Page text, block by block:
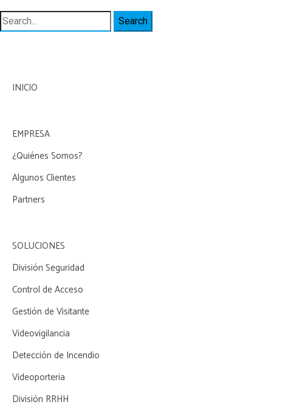
Search
for:
INICIO
EMPRESA
¿Quiénes Somos?
Algunos Clientes
Partners
SOLUCIONES
División Seguridad
Control de Acceso
Gestión de Visitante
Videovigilancia
Detección de Incendio
Videoporteria
División RRHH